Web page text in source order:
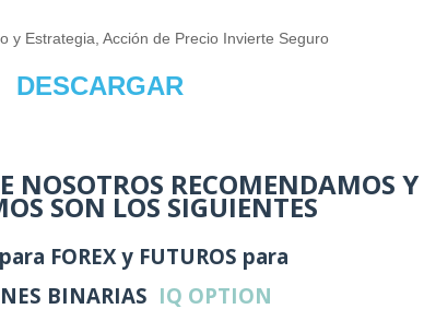
y Estrategia, Acción de Precio Invierte Seguro
DESCARGAR
NOSOTROS RECOMENDAMOS Y
SON LOS SIGUIENTES
para FOREX y FUTUROS para
BINARIAS IQ OPTION